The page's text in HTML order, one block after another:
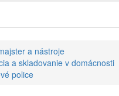
a nástroje
a skladovanie v domácnosti
police